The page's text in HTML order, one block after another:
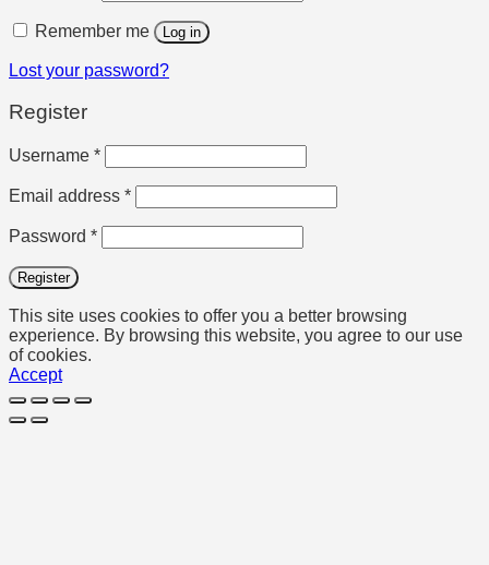
Remember me Log in
Lost your password?
Register
Username *Required
Email address *Required
Password *Required
Register
This site uses cookies to offer you a better browsing
experience. By browsing this website, you agree to our use
of cookies.
Accept